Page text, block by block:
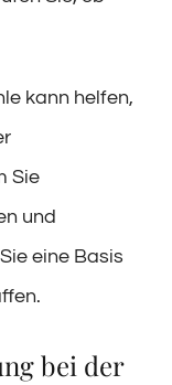
kann helfen,
Sie
und
eine Basis
bei der